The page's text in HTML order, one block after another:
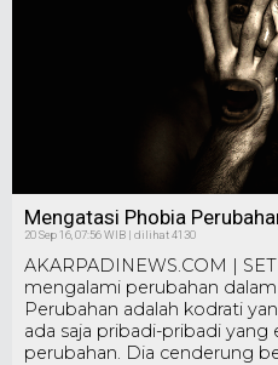
Mengatasi Phobia
20 Sep 16, 07:56 WIB | dilihat 4130
AKARPADINEWS.COM |
mengalami perubahan
Perubahan adalah kodrati
ada saja pribadi-pribadi
perubahan. Dia cenderung